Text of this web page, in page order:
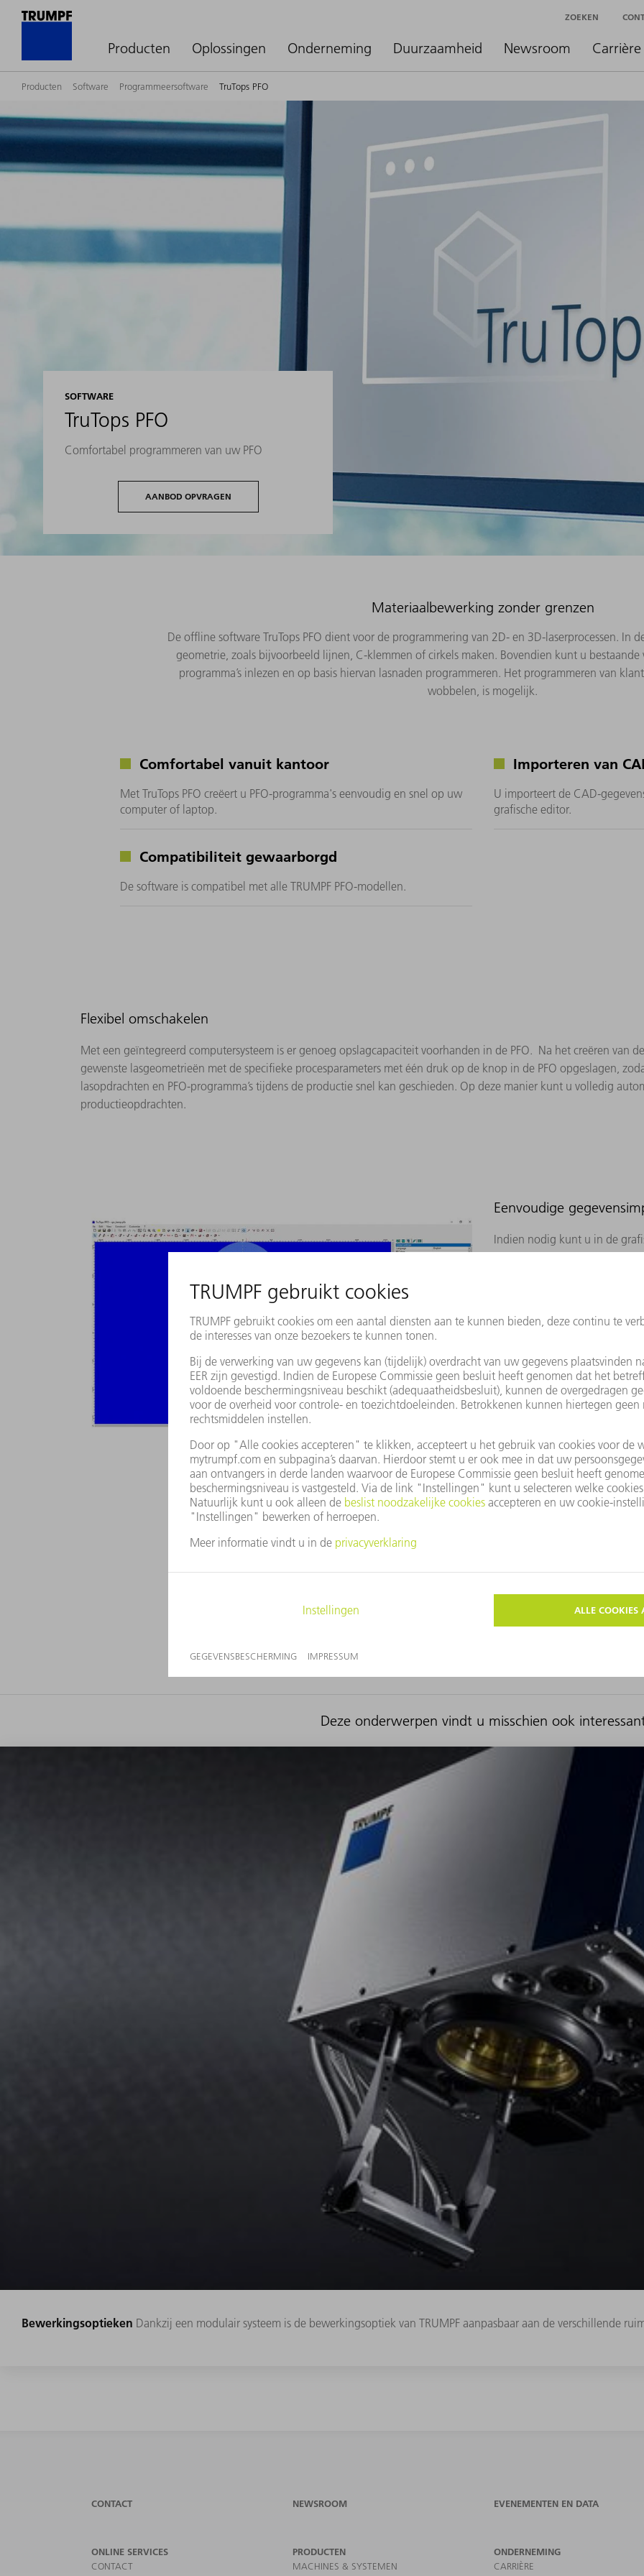
Producten Oplossingen Onderneming Duurzaamheid Newsroom Carrière
ZOEKEN
Producten Software Programmeersoftware TruTops PFO
SOFTWARE
TruTops PFO
Comfortabel programmeren van uw PFO
AANBOD OPVRAGEN
Materiaalbewerking zonder grenzen
De offline software TruTops PFO dient voor de programmering van 2D- en 3D-laserprocessen. In
geometrie, zoals bijvoorbeeld lijnen, C-klemmen of cirkels maken. Bovendien kunt u
programma’s inlezen en op basis hiervan lasnaden programmeren. Het programmeren van
wobbelen, is mogelijk.
Comfortabel vanuit kantoor
Met TruTops PFO creëert u PFO-programma's eenvoudig en snel op uw
computer of laptop.
Importeren van
U importeert de CAD-
grafische editor.
Compatibiliteit gewaarborgd
De software is compatibel met alle TRUMPF PFO-modellen.
Flexibel omschakelen
Met een geïntegreerd computersysteem is er genoeg opslagcapaciteit voorhanden in de PFO. Na het creëren van
gewenste lasgeometrieën met de specifieke procesparameters met één druk op de knop in de PFO opgeslagen,
lasopdrachten en PFO-programma’s tijdens de productie snel kan geschieden. Op deze manier kunt u volledig
productieopdrachten.
Eenvoudige
Indien nodig kunt u in de
aanbrengen in de
dxf, dwg, dxb, step, iges, brep
Deze onderwerpen vindt u misschien ook
Bewerkingsoptieken Dankzij een modulair systeem is de bewerkingsoptiek van TRUMPF aanpasbaar aan de verschillende
CONTACT NEWSROOM EVENEMENTEN EN DATA
ONLINE SERVICES
CONTACT
PRODUCTEN
MACHINES & SYSTEMEN
ONDERNEMING
CARRIÈRE